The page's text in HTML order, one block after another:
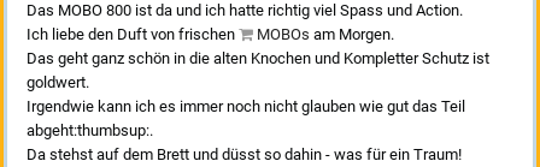
Das MOBO 800 ist da und ich hatte richtig viel Spass und Action.
Ich liebe den Duft von frischen
MOBOs am Morgen.
Das geht ganz schön in die alten Knochen und Kompletter Schutz ist
goldwert.
Irgendwie kann ich es immer noch nicht glauben wie gut das Teil
abgeht:thumbsup:.
Da stehst auf dem Brett und düsst so dahin - was für ein Traum!